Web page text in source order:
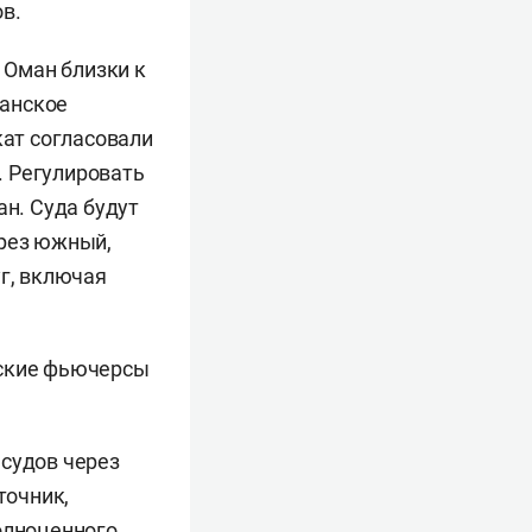
близки к
согласовали
Суда будут
южный,
включая
фьючерсы
через